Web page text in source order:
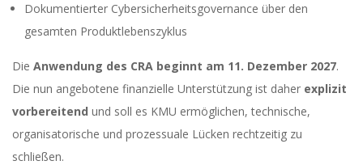
Dokumentierter Cybersicherheitsgovernance über den
gesamten Produktlebenszyklus
Die Anwendung des CRA beginnt am 11. Dezember 2027.
Die nun angebotene finanzielle Unterstützung ist daher explizit
vorbereitend und soll es KMU ermöglichen, technische,
organisatorische und prozessuale Lücken rechtzeitig zu
schließen.